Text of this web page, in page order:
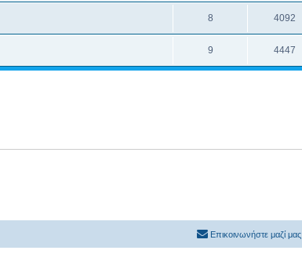
8 4092
9 4447
Επικοινωνήστε μαζί μας